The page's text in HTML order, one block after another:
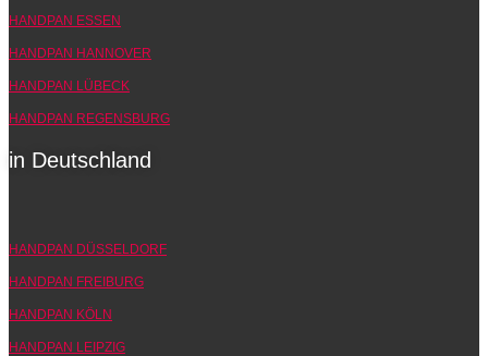
HANDPAN ESSEN
HANDPAN HANNOVER
HANDPAN LÜBECK
HANDPAN REGENSBURG
in Deutschland
HANDPAN DÜSSELDORF
HANDPAN FREIBURG
HANDPAN KÖLN
HANDPAN LEIPZIG